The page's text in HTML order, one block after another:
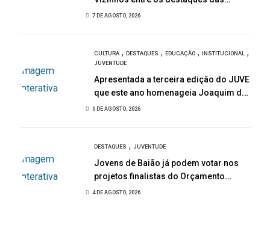
Festas de São Bartolomeu
7 DE AGOSTO, 2026
CULTURA , DESTAQUES , EDUCAÇÃO , INSTITUCIONAL ,
JUVENTUDE
Apresentada a terceira edição do JUVE
que este ano homenageia Joaquim de
Almeida
6 DE AGOSTO, 2026
DESTAQUES , JUVENTUDE
Jovens de Baião já podem votar nos
projetos finalistas do Orçamento
Participativo Jovem 2026
4 DE AGOSTO, 2026